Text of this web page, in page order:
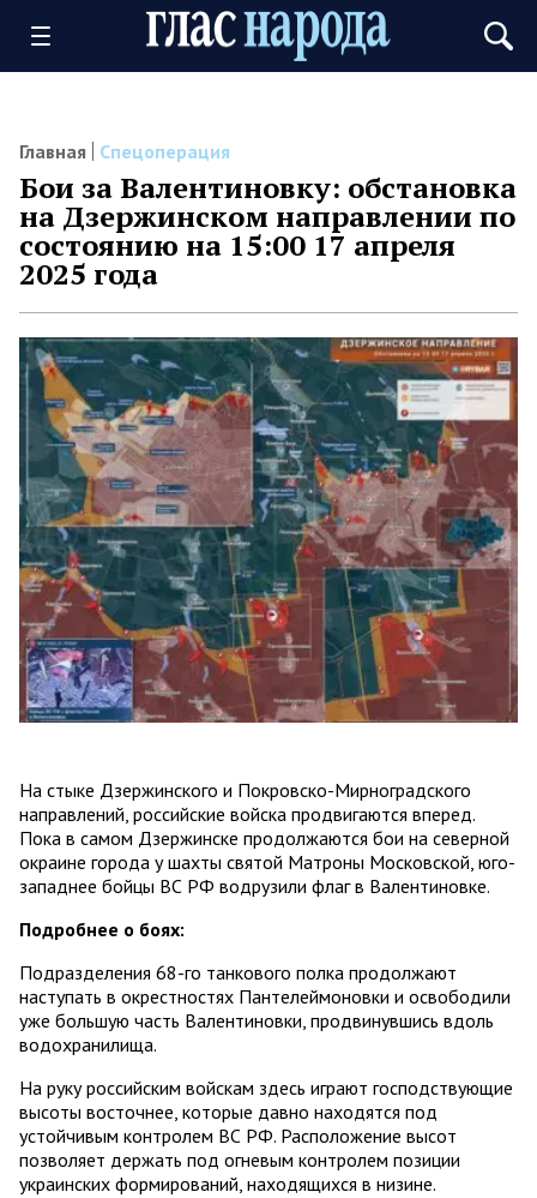
Главная Спецоперация
Бои за Валентиновку: обстановка
на Дзержинском направлении по
состоянию на 15:00 17 апреля
2025 года
На стыке Дзержинского и Покровско-Мирноградского
направлений, российские войска продвигаются вперед.
Пока в самом Дзержинске продолжаются бои на северной
окраине города у шахты святой Матроны Московской, юго-
западнее бойцы ВС РФ водрузили флаг в Валентиновке.
Подробнее о боях:
Подразделения 68-го танкового полка продолжают
наступать в окрестностях Пантелеймоновки и освободили
уже большую часть Валентиновки, продвинувшись вдоль
водохранилища.
На руку российским войскам здесь играют господствующие
высоты восточнее, которые давно находятся под
устойчивым контролем ВС РФ. Расположение высот
позволяет держать под огневым контролем позиции
украинских формирований, находящихся в низине.